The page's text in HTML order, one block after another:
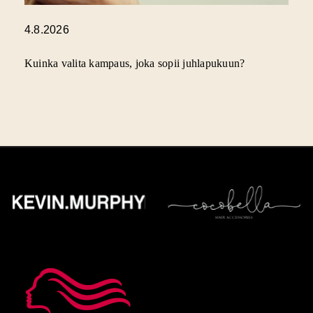
4.8.2026
Kuinka valita kampaus, joka sopii juhlapukuun?